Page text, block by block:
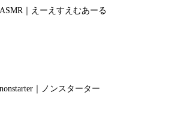
ASMR｜えーえすえむあーる
nonstarter｜ノンスターター